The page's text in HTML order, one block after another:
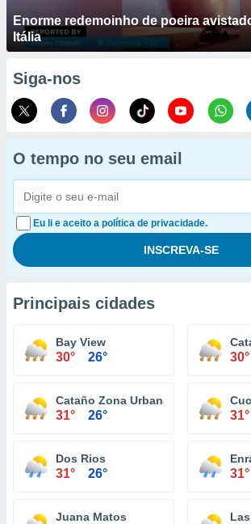
Enorme redemoinho de poeira
Itália
Siga-nos
O tempo no seu email
Eu li e aceito a política de privacidade.
Principais cidades
Bay View
30° 26° 30°
Cataño Zona Urbana
31° 26° 31°
Dos Rios
31° 26° 31°
Juana Matos